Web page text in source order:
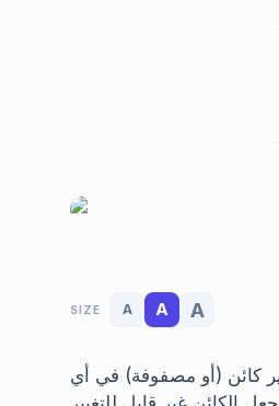
SIZE A A A
كائن (أو مصفوفة) في أي